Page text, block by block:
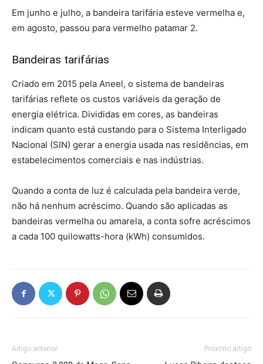
Em junho e julho, a bandeira tarifária esteve vermelha e,
em agosto, passou para vermelho patamar 2.
Bandeiras tarifárias
Criado em 2015 pela Aneel, o sistema de bandeiras
tarifárias reflete os custos variáveis da geração de
energia elétrica. Divididas em cores, as bandeiras
indicam quanto está custando para o Sistema Interligado
Nacional (SIN) gerar a energia usada nas residências, em
estabelecimentos comerciais e nas indústrias.
Quando a conta de luz é calculada pela bandeira verde,
não há nenhum acréscimo. Quando são aplicadas as
bandeiras vermelha ou amarela, a conta sofre acréscimos
a cada 100 quilowatts-hora (kWh) consumidos.
Artigo anterior Próximo artigo